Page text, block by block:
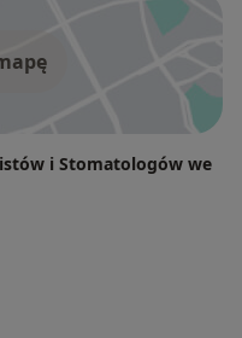
i Stomatologów we